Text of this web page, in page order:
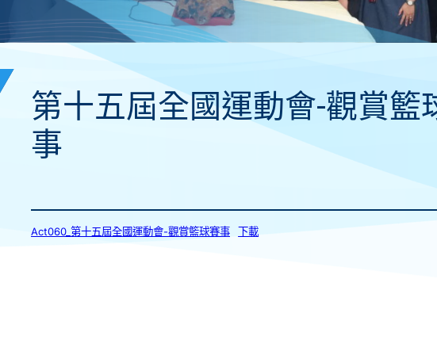
第十五屆全國運動會-觀賞籃
事
Act060_第十五屆全國運動會-觀賞籃球賽事 下載